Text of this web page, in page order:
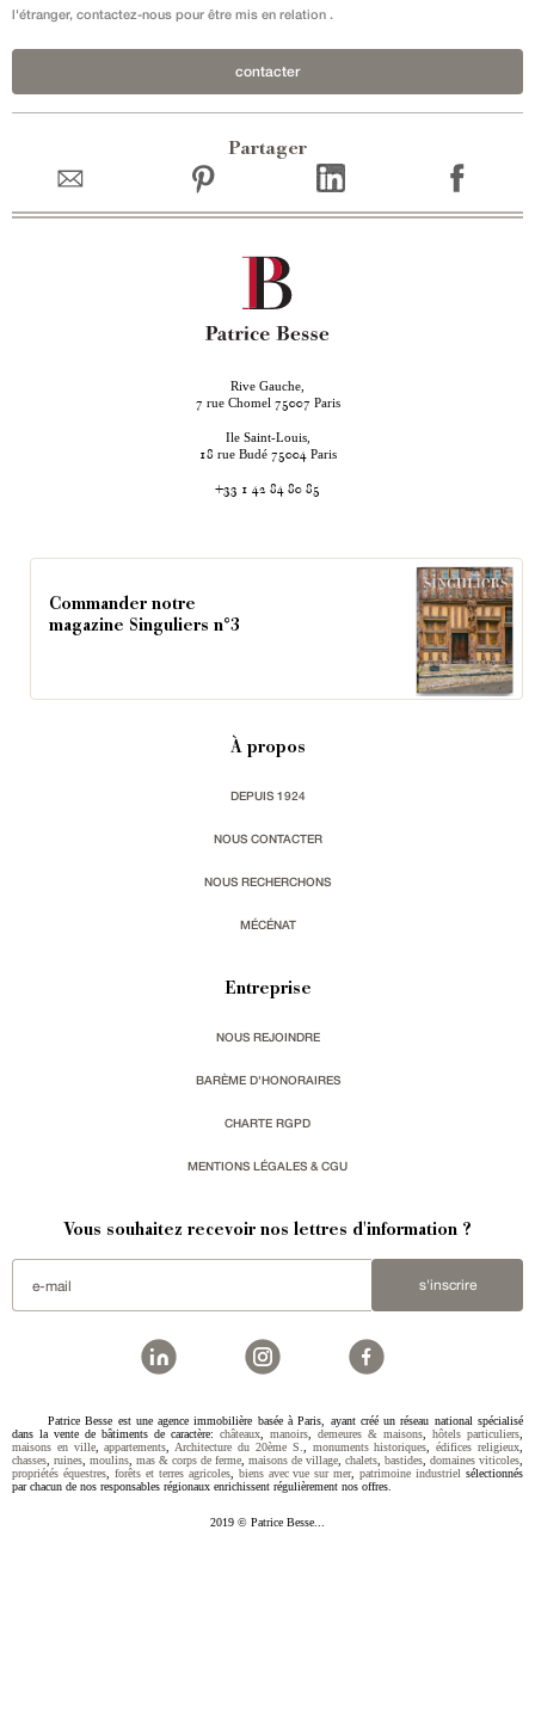
l'étranger, contactez-nous pour être mis en relation .
contacter
Partager
Rive Gauche,
7 rue Chomel 75007 Paris
Ile Saint-Louis,
18 rue Budé 75004 Paris
+33 1 42 84 80 85
Commander notre
magazine Singuliers n°3
À propos
DEPUIS 1924
NOUS CONTACTER
NOUS RECHERCHONS
MÉCÉNAT
Entreprise
NOUS REJOINDRE
BARÈME D'HONORAIRES
CHARTE RGPD
MENTIONS LÉGALES & CGU
Vous souhaitez recevoir nos lettres d'information ?
s'inscrire
Patrice Besse est une agence immobilière basée à Paris, ayant créé un réseau national spécialisé
dans la vente de bâtiments de caractère: châteaux, manoirs, demeures & maisons, hôtels particuliers,
maisons en ville,appartements,Architecture du 20ème S., monuments historiques,édifices religieux,
chasses, ruines, moulins, mas & corps de ferme, maisons de village, chalets, bastides, domaines viticoles,
propriétés équestres, forêts et terres agricoles, biens avec vue sur mer,patrimoine industriel sélectionnés
par chacun de nos responsables régionaux enrichissent régulièrement nos offres.
2019 © Patrice Besse...